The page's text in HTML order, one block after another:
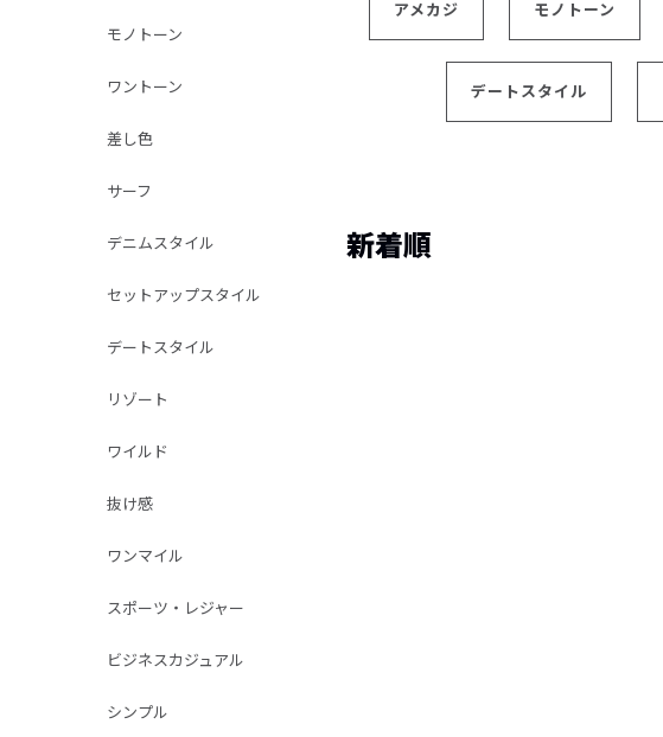
モノトーン
ワントーン
差し色
サーフ
デニムスタイル
セットアップスタイル
デートスタイル
リゾート
ワイルド
抜け感
ワンマイル
スポーツ・レジャー
ビジネスカジュアル
シンプル
アメカジ モノトーン
デートスタイル
新着順